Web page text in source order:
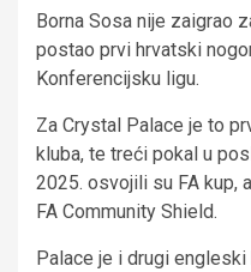
Borna Sosa nije zaigrao
postao prvi hrvatski
Konferencijsku ligu.
Za Crystal Palace je to
kluba, te treći pokal u
2025. osvojili su FA kup,
FA Community Shield.
Palace je i drugi